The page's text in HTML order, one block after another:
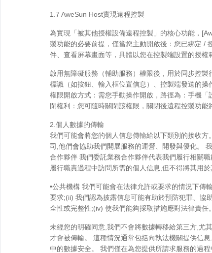
1.7 AweSun Host實現遠程控製
為實現「被其他授權設備遠程控製」的核心功能，
製功能的必要前提，僅當您主動開啟後：您已綁定 /
件、查看屏幕畫面等，具體以您在控製端設置的授
啟用無障礙服務（輔助服務）權限後，用於同步控
標識（如按鈕、輸入框位置信息）、控製端發送的操
權限開啟方式：需您手動操作開啟，路徑為：手機
閉權利：您可隨時關閉該權限，關閉後遠程控製功
2.個人數據的傳輸
我們可能會將您的個人信息傳輸給以下類別的接收
司,他們會協助我們開展服務的運營、開發與優化。
合作夥伴 我們委託業務合作夥伴代表我們履行相關
履行職責過程中訪問所需的個人信息,但不得將其用
•公共機構 我們可能會在法律允許或要求的情況下
要求;(ii) 我們認為披露信息可能有助於預防犯罪、協
全性或完整性;(iv) 使我們能夠採取措施應對法律責任。
未經您的明確同意,我們不會將數據轉移給第三方,尤
才會被傳輸。 這種情況通常包括向執法機關提供信
中的數據安全。 我們僅在為您提供所請求服務的過